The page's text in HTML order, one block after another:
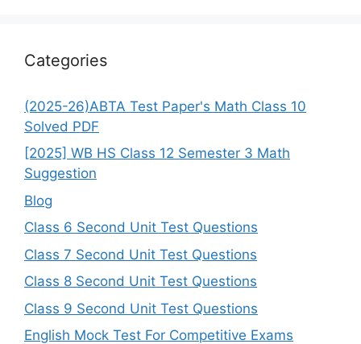
Categories
(2025-26)ABTA Test Paper's Math Class 10
Solved PDF
[2025] WB HS Class 12 Semester 3 Math
Suggestion
Blog
Class 6 Second Unit Test Questions
Class 7 Second Unit Test Questions
Class 8 Second Unit Test Questions
Class 9 Second Unit Test Questions
English Mock Test For Competitive Exams